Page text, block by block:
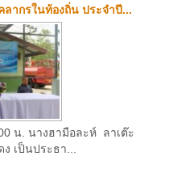
ากรในท้องถิ่น ประจำปี...
น. นางฮามือละห์ ลาเต๊ะ
เป็นประธา...